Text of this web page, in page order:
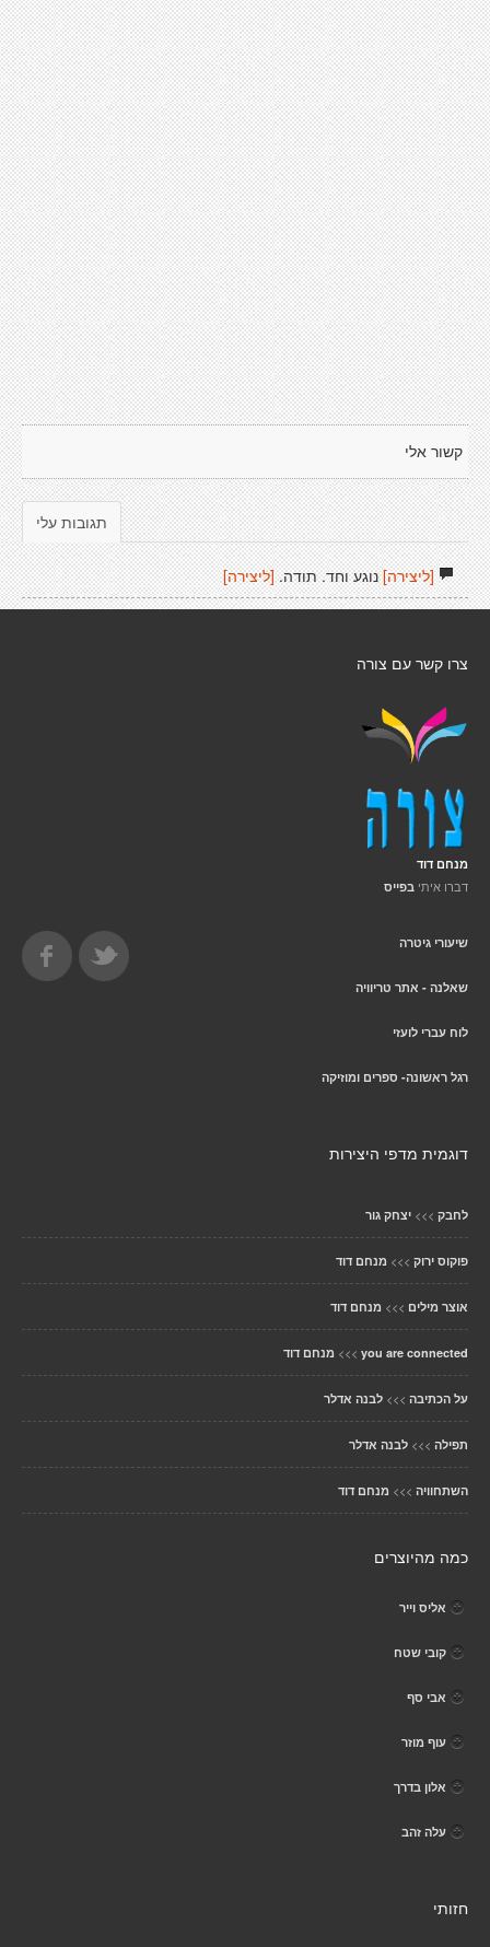
קשור אלי
תגובות עלי
[ליצירה]נוגע וחד. תודה. [ליצירה]
צרו קשר עם צורה
מנחם דוד
דברו איתי בפייס
שיעורי גיטרה
שאלנה - אתר טריוויה
לוח עברי לועזי
רגל ראשונה- ספרים ומוזיקה
דוגמית מדפי היצירות
לחבק >>> יצחק גור
פוקוס ירוק >>> מנחם דוד
אוצר מילים >>> מנחם דוד
you are connected
>>> מנחם דוד
על הכתיבה >>> לבנה אדלר
תפילה >>> לבנה אדלר
השתחוויה >>> מנחם דוד
כמה מהיוצרים
אליס וייר
קובי שטח
אבי סף
עוף מוזר
אלון בדרך
עלה זהב
חזותי